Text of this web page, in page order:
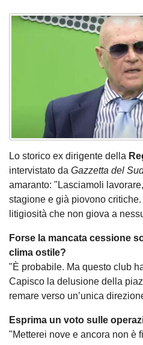
Lo storico ex dirigente della
intervistato da Gazzetta del
amaranto: "Lasciamoli
stagione e già piovono
litigiosità che non giova a
Forse la mancata cessione
clima ostile?
"È probabile. Ma questo club
Capisco la delusione della
remare verso un’unica
Esprima un voto sulle
"Metterei nove e ancora non è